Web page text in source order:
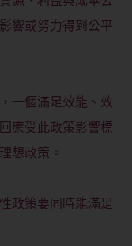
響或努力得到公平
一個滿足效能、效
應受此政策影響標
想政策。
政策要同時能滿足